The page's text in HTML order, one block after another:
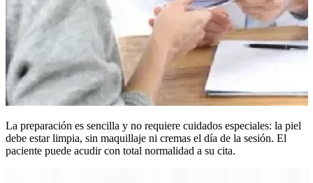
La preparación es sencilla y no requiere cuidados especiales: la piel
debe estar limpia, sin maquillaje ni cremas el día de la sesión. El
paciente puede acudir con total normalidad a su cita.